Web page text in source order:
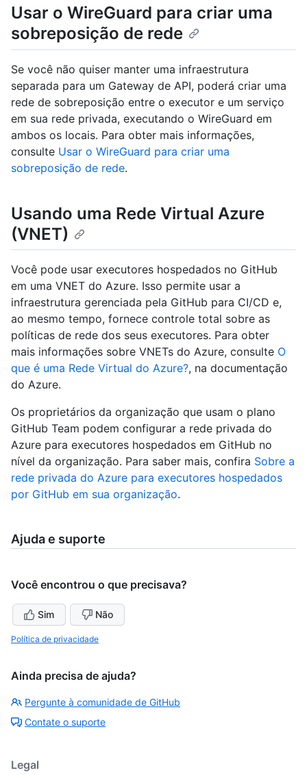
Usar o WireGuard para criar uma
sobreposição de rede
Se você não quiser manter uma infraestrutura
separada para um Gateway de API, poderá criar uma
rede de sobreposição entre o executor e um serviço
em sua rede privada, executando o WireGuard em
ambos os locais. Para obter mais informações,
consulte Usar o WireGuard para criar uma
sobreposição de rede.
Usando uma Rede Virtual Azure
(VNET)
Você pode usar executores hospedados no GitHub
em uma VNET do Azure. Isso permite usar a
infraestrutura gerenciada pela GitHub para CI/CD e,
ao mesmo tempo, fornece controle total sobre as
políticas de rede dos seus executores. Para obter
mais informações sobre VNETs do Azure, consulte O
que é uma Rede Virtual do Azure?, na documentação
do Azure.
Os proprietários da organização que usam o plano
GitHub Team podem configurar a rede privada do
Azure para executores hospedados em GitHub no
nível da organização. Para saber mais, confira Sobre a
rede privada do Azure para executores hospedados
por GitHub em sua organização.
Ajuda e suporte
Você encontrou o que precisava?
Sim Não
Política de privacidade
Ainda precisa de ajuda?
Pergunte à comunidade de GitHub
Contate o suporte
Legal